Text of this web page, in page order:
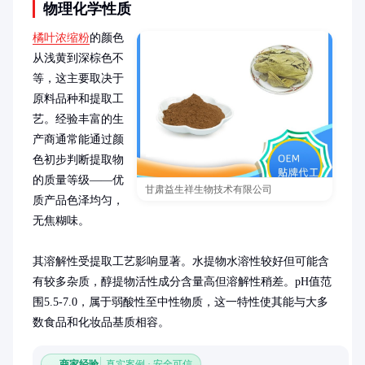
物理化学性质
甘肃益生祥生物技术有限公司
橘叶浓缩粉的颜色
从浅黄到深棕色不
等，这主要取决于
原料品种和提取工
艺。经验丰富的生
产商通常能通过颜
色初步判断提取物
的质量等级——优
质产品色泽均匀，
无焦糊味。
其溶解性受提取工艺影响显著。水提物水溶性较好但可能含
有较多杂质，醇提物活性成分含量高但溶解性稍差。pH值范
围5.5-7.0，属于弱酸性至中性物质，这一特性使其能与大多
数食品和化妆品基质相容。